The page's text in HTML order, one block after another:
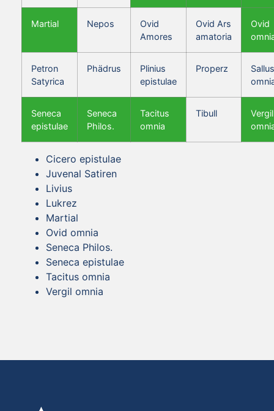
Martial Nepos
Ovid
Amores
Ovid Ars
amatoria
Ovid
Petron
Satyrica
Phädrus
Plinius
epistulae
Properz
Seneca
epistulae
Seneca
Philos.
Tacitus
omnia
Tibull
Vergil
Cicero epistulae
Juvenal Satiren
Livius
Lukrez
Martial
Ovid omnia
Seneca Philos.
Seneca epistulae
Tacitus omnia
Vergil omnia